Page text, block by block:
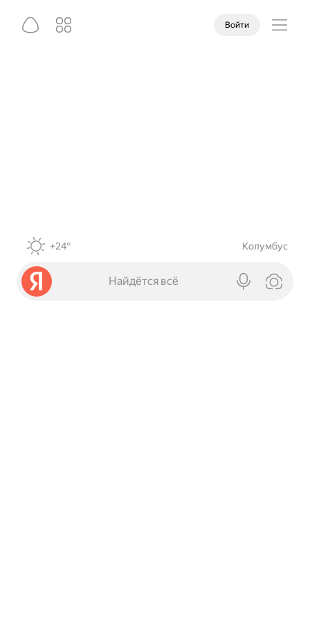
Войти
+24° Колумбус
Найдётся всё